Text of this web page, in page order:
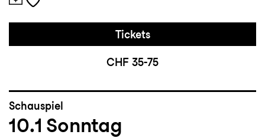
Tickets
CHF 35-75
Schauspiel
10.1 Sonntag